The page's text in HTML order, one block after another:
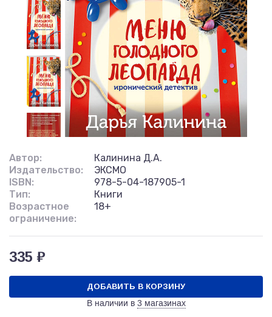
Автор:
Калинина Д.А.
Издательство:
ЭКСМО
ISBN:
978-5-04-187905-1
Тип:
Книги
Возрастное
ограничение:
18+
335 ₽
ДОБАВИТЬ В КОРЗИНУ
В наличии в 3 магазинах